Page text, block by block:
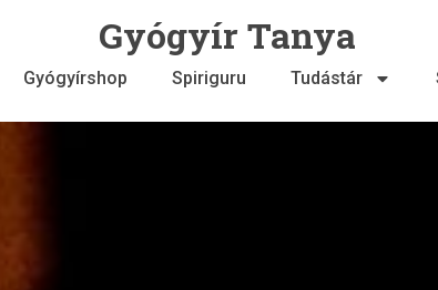
Gyógyír Tanya
Gyógyírshop Spiriguru Tudástár